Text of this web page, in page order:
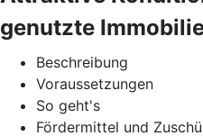
genutzte
Beschreibung
Voraussetzungen
So geht's
Fördermittel und